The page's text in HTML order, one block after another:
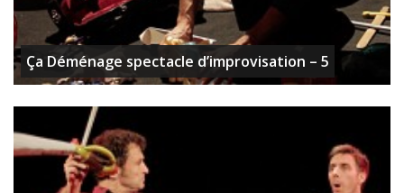
Ça Déménage spectacle d’improvisation – 5